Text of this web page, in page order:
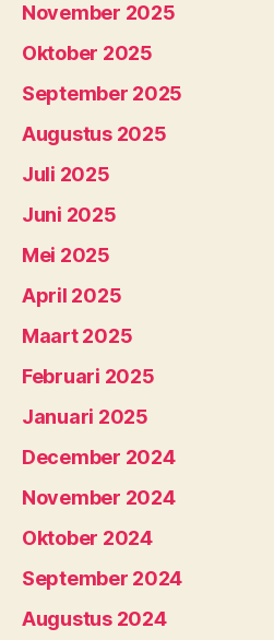
November 2025
Oktober 2025
September 2025
Augustus 2025
Juli 2025
Juni 2025
Mei 2025
April 2025
Maart 2025
Februari 2025
Januari 2025
December 2024
November 2024
Oktober 2024
September 2024
Augustus 2024